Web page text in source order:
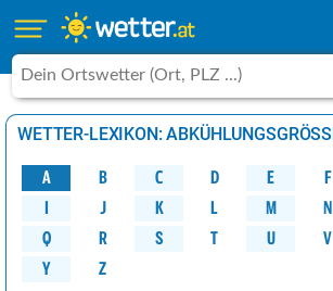
WETTER-LEXIKON: ABKÜHLUNGSGRÖSSE
A B C D E F
J K L M N
Q
R S T U V
Y Z